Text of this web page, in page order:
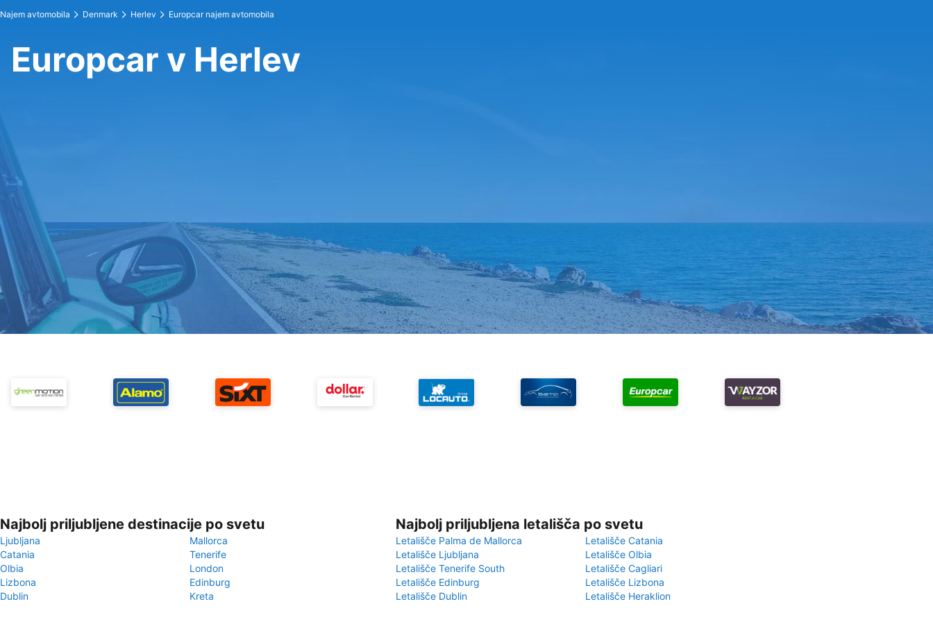
Najem avtomobila Denmark Herlev Europcar najem avtomobila
Europcar v Herlev
Najbolj priljubljene destinacije po svetu
Ljubljana
Mallorca
Catania
Tenerife
Olbia
London
Lizbona
Edinburg
Dublin
Kreta
Najbolj priljubljena letališča po svetu
Letališče Palma de Mallorca
Letališče Catania
Letališče Ljubljana
Letališče Olbia
Letališče Tenerife South
Letališče Cagliari
Letališče Edinburg
Letališče Lizbona
Letališče Dublin
Letališče Heraklion